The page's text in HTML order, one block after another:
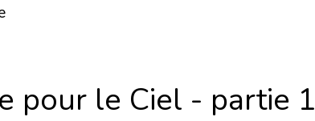
pour le Ciel - partie 1